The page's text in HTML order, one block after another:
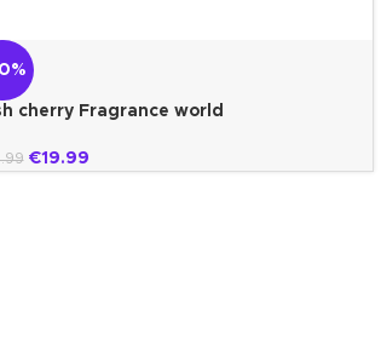
cherry Fragrance world
€19.99